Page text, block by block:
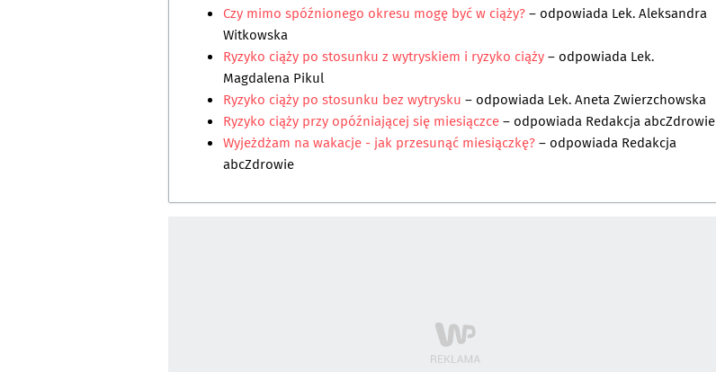
Czy mimo spóźnionego okresu mogę być w ciąży?– odpowiada Lek. Aleksandra
Witkowska
Ryzyko ciąży po stosunku z wytryskiem i ryzyko ciąży– odpowiada Lek.
Magdalena Pikul
Ryzyko ciąży po stosunku bez wytrysku – odpowiada Lek. Aneta Zwierzchowska
Ryzyko ciąży przy opóźniającej się miesiączce– odpowiada Redakcja abcZdrowie
Wyjeżdżam na wakacje - jak przesunąć miesiączkę?– odpowiada Redakcja
abcZdrowie